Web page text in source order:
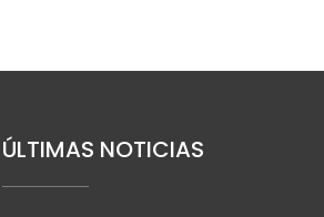
ÚLTIMAS NOTICIAS